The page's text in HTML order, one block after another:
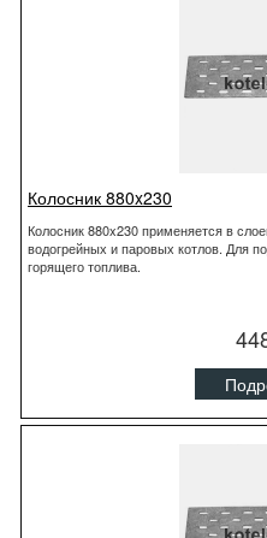
Колосник 880x230
Колосник 880x230 применяется в
водогрейных и паровых котлов. Для
горящего топлива.